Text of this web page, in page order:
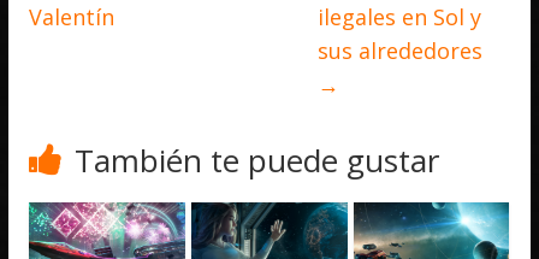
Valentín
ilegales en Sol y
sus alrededores
→
También te puede gustar